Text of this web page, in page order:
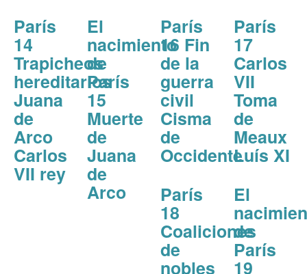
París
14
Trapicheos
hereditarios
Juana
de
Arco
Carlos
VII rey
El
nacimiento
de
París
15
Muerte
de
Juana
de
Arco
París
16 Fin
de la
guerra
civil
Cisma
de
Occidente
París
17
Carlos
VII
Toma
de
Meaux
Luís XI
París
18
Coaliciones
de
nobles
El
de
París
19